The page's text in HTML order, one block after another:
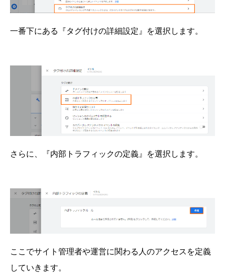
一番下にある『タグ付けの詳細設定』を選択します。
さらに、『内部トラフィックの定義』を選択します。
ここでサイト管理者や運営に関わる人のアクセスを定義
していきます。